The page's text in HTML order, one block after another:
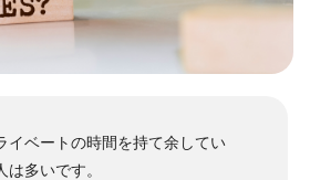
イベートの時間を持て余してい
多いです。